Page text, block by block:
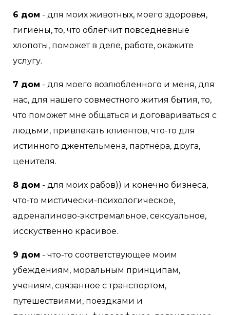
6 дом - для моих животных, моего здоровья,
гигиены, то, что облегчит повседневные
хлопоты, поможет в деле, работе, окажите
услугу.
7 дом - для моего возлюбленного и меня, для
нас, для нашего совместного жития бытия, то,
что поможет мне общаться и договариваться с
людьми, привлекать клиентов, что-то для
истинного джентельмена, партнёра, друга,
ценителя.
8 дом - для моих рабов)) и конечно бизнеса,
что-то мистически-психологическое,
адреналиново-экстремальное, сексуальное,
исскуственно красивое.
9 дом - что-то соответствующее моим
убеждениям, моральным принципам,
учениям, связанное с транспортом,
путешествиями, поездками и